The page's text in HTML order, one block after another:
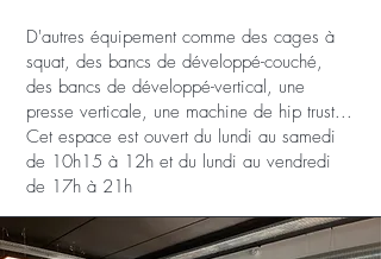
D'autres équipement comme des cages à
squat, des bancs de développé-couché,
des bancs de développé-vertical, une
presse verticale, une machine de hip trust...
Cet espace est ouvert du lundi au samedi
de 10h15 à 12h et du lundi au vendredi
de 17h à 21h